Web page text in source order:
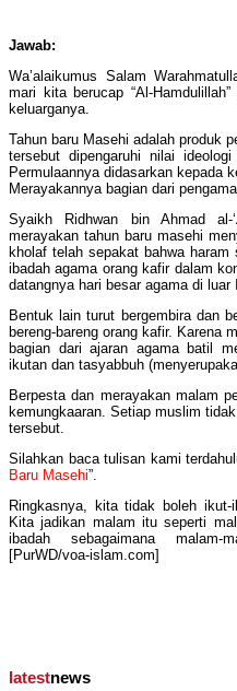
Jawab:
Wa’alaikumus Salam
mari kita berucap “Al-
keluarganya.
Tahun baru Masehi adalah produk
tersebut dipengaruhi nilai
Permulaannya didasarkan kepada
Merayakannya bagian dari
Syaikh Ridhwan bin Ahmad al-
merayakan tahun baru masehi
kholaf telah sepakat bahwa
ibadah agama orang kafir dalam
datangnya hari besar agama di luar
Bentuk lain turut bergembira dan
bereng-bareng orang kafir. Karena
bagian dari ajaran agama batil
ikutan dan tasyabbuh
Berpesta dan merayakan malam
kemungkaaran. Setiap muslim
tersebut.
Silahkan baca tulisan kami
Baru Masehi”.
Ringkasnya, kita tidak boleh
Kita jadikan malam itu seperti
ibadah sebagaimana malam-
[PurWD/voa-islam.com]
latestnews